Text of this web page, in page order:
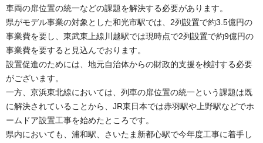
車両の扉位置の統一などの課題を解決する必要があります。
県がモデル事業の対象とした和光市駅では、2列設置で約3.5億円の
事業費を要し、東武東上線川越駅では現時点で2列設置で約9億円の
事業費を要すると見込んでおります。
設置促進のためには、地元自治体からの財政的支援を検討する必要
がございます。
一方、京浜東北線においては、列車の扉位置の統一という課題は既
に解決されていることから、JR東日本では赤羽駅や上野駅などでホ
ームドア設置工事を始めたところです。
県内においても、浦和駅、さいたま新都心駅で今年度工事に着手し